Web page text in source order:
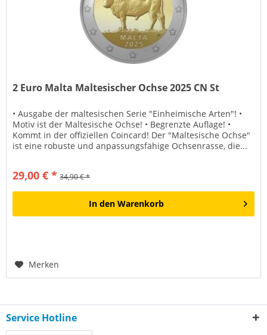
2 Euro Malta Maltesischer Ochse 2025 CN St
• Ausgabe der maltesischen Serie "Einheimische Arten"! •
Motiv ist der Maltesische Ochse! • Begrenzte Auflage! •
Kommt in der offiziellen Coincard! Der "Maltesische Ochse"
ist eine robuste und anpassungsfähige Ochsenrasse, die...
29,00 € * 34,90 € *
In den Warenkorb
Merken
Service Hotline